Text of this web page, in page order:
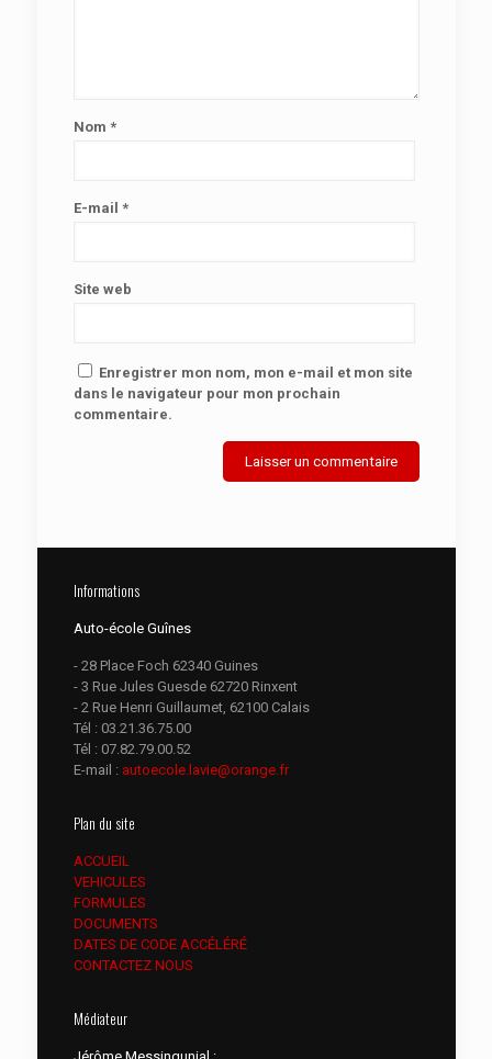
Nom *
E-mail *
Site web
Enregistrer mon nom, mon e-mail et mon site
dans le navigateur pour mon prochain
commentaire.
Informations
Auto-école Guînes
- 28 Place Foch 62340 Guines
- 3 Rue Jules Guesde 62720 Rinxent
- 2 Rue Henri Guillaumet, 62100 Calais
Tél : 03.21.36.75.00
Tél : 07.82.79.00.52
E-mail : autoecole.lavie@orange.fr
Plan du site
ACCUEIL
VEHICULES
FORMULES
DOCUMENTS
DATES DE CODE ACCÉLÉRÉ
CONTACTEZ NOUS
Médiateur